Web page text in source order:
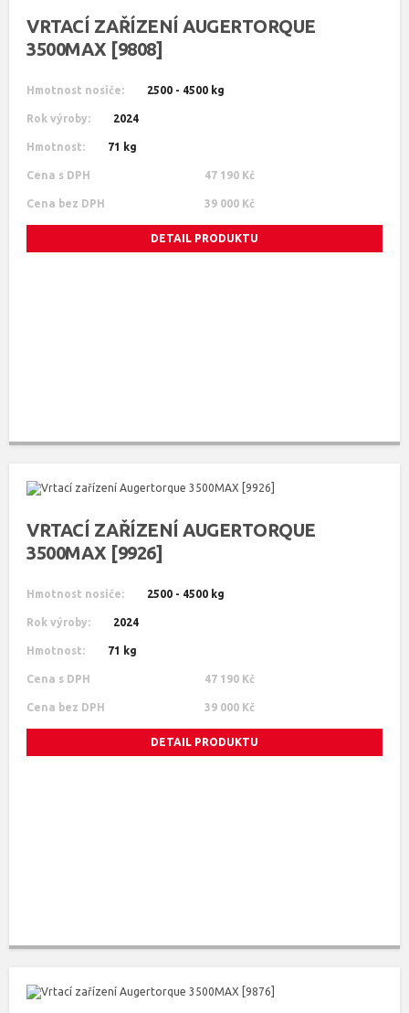
VRTACÍ ZAŘÍZENÍ AUGERTORQUE
3500MAX [9808]
Hmotnost nosiče: 2500 - 4500 kg
Rok výroby: 2024
Hmotnost: 71 kg
Cena s DPH 47 190 Kč
Cena bez DPH 39 000 Kč
DETAIL PRODUKTU
VRTACÍ ZAŘÍZENÍ AUGERTORQUE
3500MAX [9926]
Hmotnost nosiče: 2500 - 4500 kg
Rok výroby: 2024
Hmotnost: 71 kg
Cena s DPH 47 190 Kč
Cena bez DPH 39 000 Kč
DETAIL PRODUKTU